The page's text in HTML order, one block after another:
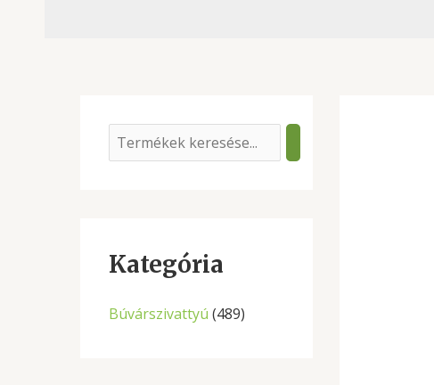
e
c
Kategória
Búvárszivattyú (489)